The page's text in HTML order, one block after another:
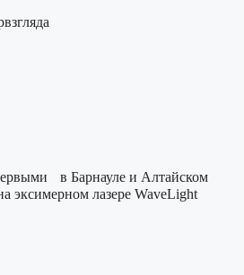
в Барнауле и Алтайском
эксимерном лазере WaveLight